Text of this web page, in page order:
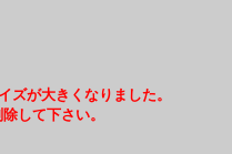
ズが大きくなりました。
して下さい。